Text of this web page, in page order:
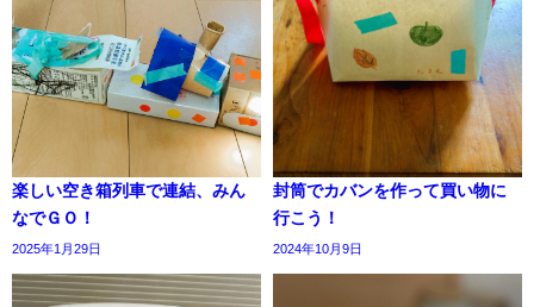
楽しい空き箱列車で連結、みん
なでＧＯ！
2025年1月29日
封筒でカバンを作って買い物に
行こう！
2024年10月9日